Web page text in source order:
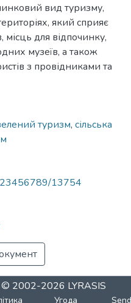
вид туризму,
який сприяє
місць для відпочинку,
музеїв, а також
з провідниками та
туризм, сільська
13754
© 2002-2026 LYRASIS
Угода Send